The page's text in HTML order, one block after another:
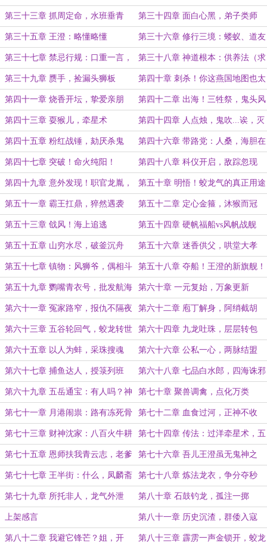
勉励 源头
第三十三章 抓周定命，水班垂青 第三十四章 面白心黑，弟子类师
第三十五章 王澄：略懂略懂 第三十六章 修行三境：蝼蚁、道友
和前辈
第三十七章 禁忌行规：口重一言，
心无二诺！
第三十八章 神道根本：供养法（求
追读）
第三十九章 赝手，捡漏头狮板 第四十章 刺杀！你这燕国地图也太
短了吧？
第四十一章 烧香开坛，挚爱亲朋 第四十二章 出海！三牲祭，鬼头风
第四十三章 耍猴儿，牵星术 第四十四章 人点烛，鬼吹...诶，灭
了？
第四十五章 粉红战锤，劾厌杀鬼 第四十六章 带路党：人桑，海胆在
这边滴干活
第四十七章 突破！命火纯阳！ 第四十八章 科仪开启，敌踪忽现
（求追读）
第四十九章 意外发现！职官龙胤，
袖里青龙
第五十章 明悟！蛟龙气的真正用途
第五十一章 霸王扛鼎，猝然遇袭 第五十二章 定心金箍，沐猴而冠
（求追读）
第五十三章 戗风！海上追逃 第五十四章 硬帆福船vs风帆战舰
第五十五章 山穷水尽，破釜沉舟 第五十六章 迷香供父，哄堂大孝
第五十七章 镇物：风狮爷，偶相斗 第五十八章 夺船！王澄的新旗舰！
第五十九章 鹦嘴青衣号，批发航海
术
第六十章 一元复始，万象更新
第六十一章 冤家路窄，报仇不隔夜 第六十二章 庖丁解身，阿绡截胡
（求追读）
第六十三章 五谷轮回气，蛟龙转世
身
第六十四章 九龙吐珠，层层转包
第六十五章 以人为蚌，采珠搜魂 第六十六章 公私一心，两脉结盟
第六十七章 捕鱼达人，授箓列班 第六十八章 七品白水郎，四海诛邪
箓（求追读）
第六十九章 五岳通宝：有人吗？神
仙？妖怪？
第七十章 聚兽调禽，点化万类
第七十一章 月港闹祟：路有冻死骨 第七十二章 血食过河，正神不收
第七十三章 财神沈家：八百火牛耕
夜月，三千美女笑春风
第七十四章 传法：过洋牵星术，五
帝金钱剑！
第七十五章 恩师扶我青云志，老爹
抬我上山巅（求票求追读）
第七十六章 吾儿王澄虽无鬼神之
资，但孝心可嘉（求追读）
第七十七章 王半街：什么，凤麟斋
也是我家产业？
第七十八章 炼法龙衣，争分夺秒
（周二上架求追读）
第七十九章 所托非人，龙气外泄 第八十章 石鼓钓龙，孤注一掷
上架感言 第八十一章 历史沉渣，群倭入寇
（求首订！）
第八十二章 我避它锋芒？姐，开 第八十三章 霹雳一声金锁开，蛟龙